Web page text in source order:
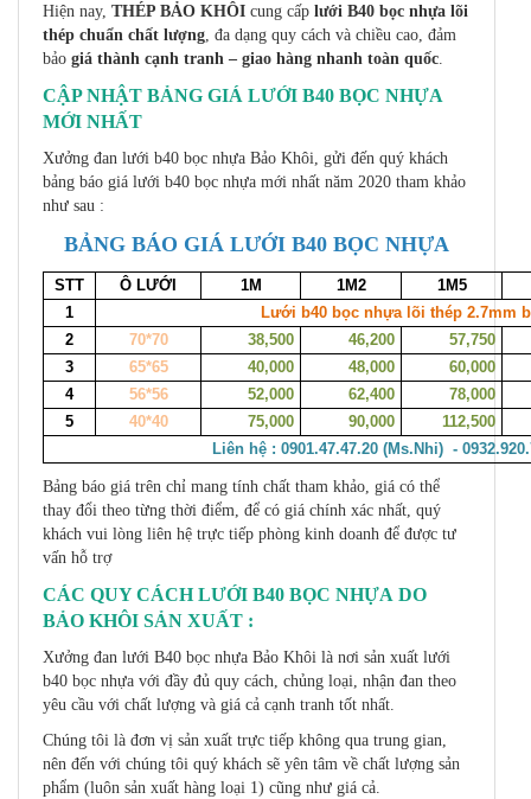
Hiện nay, THÉP BẢO KHÔI cung cấp lưới B40 bọc nhựa lõi
thép chuẩn chất lượng, đa dạng quy cách và chiều cao, đảm
bảo giá thành cạnh tranh – giao hàng nhanh toàn quốc.
CẬP NHẬT BẢNG GIÁ LƯỚI B40 BỌC NHỰA
MỚI NHẤT
Xưởng đan lưới b40 bọc nhựa Bảo Khôi, gửi đến quý khách
bảng báo giá lưới b40 bọc nhựa mới nhất năm 2020 tham khảo
như sau :
BẢNG BÁO GIÁ LƯỚI B40 BỌC NHỰA
STT Ô LƯỚI 1M 1M2
1M5
1
Lưới b40 bọc nhựa lõi thép 2.7mm
2
70*70 38,500 46,200
57,750
3
65*65 40,000 48,000
60,000
4
56*56 52,000 62,400
78,000
5
40*40 75,000 90,000
112,500
Liên hệ : 0901.47.47.20 (Ms.Nhi) -
Bảng báo giá trên chỉ mang tính chất tham khảo, giá có thể
thay đổi theo từng thời điểm, để có giá chính xác nhất, quý
khách vui lòng liên hệ trực tiếp phòng kinh doanh để được tư
vấn hỗ trợ
CÁC QUY CÁCH LƯỚI B40 BỌC NHỰA DO
BẢO KHÔI SẢN XUẤT :
Xưởng đan lưới B40 bọc nhựa Bảo Khôi là nơi sản xuất lưới
b40 bọc nhựa với đầy đủ quy cách, chủng loại, nhận đan theo
yêu cầu với chất lượng và giá cả cạnh tranh tốt nhất.
Chúng tôi là đơn vị sản xuất trực tiếp không qua trung gian,
nên đến với chúng tôi quý khách sẽ yên tâm về chất lượng sản
phẩm (luôn sản xuất hàng loại 1) cũng như giá cả.